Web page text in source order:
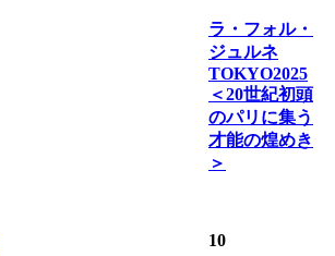
ラ・フォル・
ジュルネ
TOKYO2025
＜20世紀初頭
のパリに集う
才能の煌めき
＞
10